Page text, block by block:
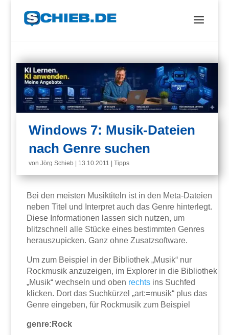
Windows 7: Musik-Dateien
nach Genre suchen
vonJörg Schieb 13.10.2011 |Tipps
Bei den meisten Musiktiteln ist in den Meta-Dateien
neben Titel und Interpret auch das Genre hinterlegt.
Diese Informationen lassen sich nutzen, um
blitzschnell alle Stücke eines bestimmten Genres
herauszupicken. Ganz ohne Zusatzsoftware.
Um zum Beispiel in der Bibliothek „Musik“ nur
Rockmusik anzuzeigen, im Explorer in die Bibliothek
„Musik“ wechseln und oben rechts ins Suchfed
klicken. Dort das Suchkürzel „art:=musik“ plus das
Genre eingeben, für Rockmusik zum Beispiel
genre:Rock